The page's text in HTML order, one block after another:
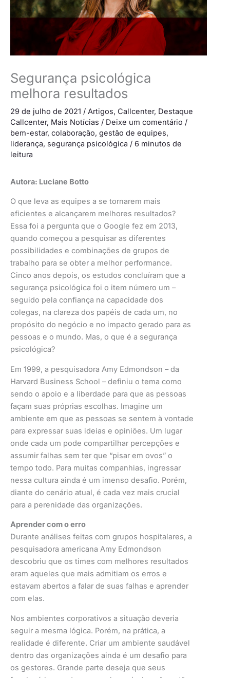
Segurança psicológica
melhora resultados
29 de julho de 2021 / Artigos, Callcenter, Destaque
Callcenter, Mais Notícias / Deixe um comentário /
bem-estar, colaboração, gestão de equipes,
liderança, segurança psicológica / 6 minutos de
leitura
Autora: Luciane Botto
O que leva as equipes a se tornarem mais
eficientes e alcançarem melhores resultados?
Essa foi a pergunta que o Google fez em 2013,
quando começou a pesquisar as diferentes
possibilidades e combinações de grupos de
trabalho para se obter a melhor performance.
Cinco anos depois, os estudos concluíram que a
segurança psicológica foi o item número um –
seguido pela confiança na capacidade dos
colegas, na clareza dos papéis de cada um, no
propósito do negócio e no impacto gerado para as
pessoas e o mundo. Mas, o que é a segurança
psicológica?
Em 1999, a pesquisadora Amy Edmondson – da
Harvard Business School – definiu o tema como
sendo o apoio e a liberdade para que as pessoas
façam suas próprias escolhas. Imagine um
ambiente em que as pessoas se sentem à vontade
para expressar suas ideias e opiniões. Um lugar
onde cada um pode compartilhar percepções e
assumir falhas sem ter que “pisar em ovos” o
tempo todo. Para muitas companhias, ingressar
nessa cultura ainda é um imenso desafio. Porém,
diante do cenário atual, é cada vez mais crucial
para a perenidade das organizações.
Aprender com o erro
Durante análises feitas com grupos hospitalares, a
pesquisadora americana Amy Edmondson
descobriu que os times com melhores resultados
eram aqueles que mais admitiam os erros e
estavam abertos a falar de suas falhas e aprender
com elas.
Nos ambientes corporativos a situação deveria
seguir a mesma lógica. Porém, na prática, a
realidade é diferente. Criar um ambiente saudável
dentro das organizações ainda é um desafio para
os gestores. Grande parte deseja que seus